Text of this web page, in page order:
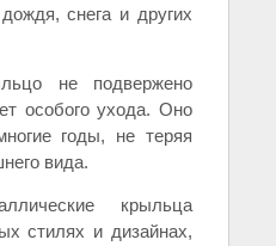
снега и других
не подвержено
особого ухода. Оно
годы, не теряя
вида.
крыльца
стилях и дизайнах,